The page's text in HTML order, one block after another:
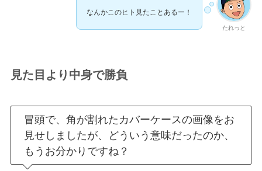
たれっと
なんかこのヒト見たことあるー！
見た目より中身で勝負
冒頭で、角が割れたカバーケースの画像をお
見せしましたが、どういう意味だったのか、
もうお分かりですね？